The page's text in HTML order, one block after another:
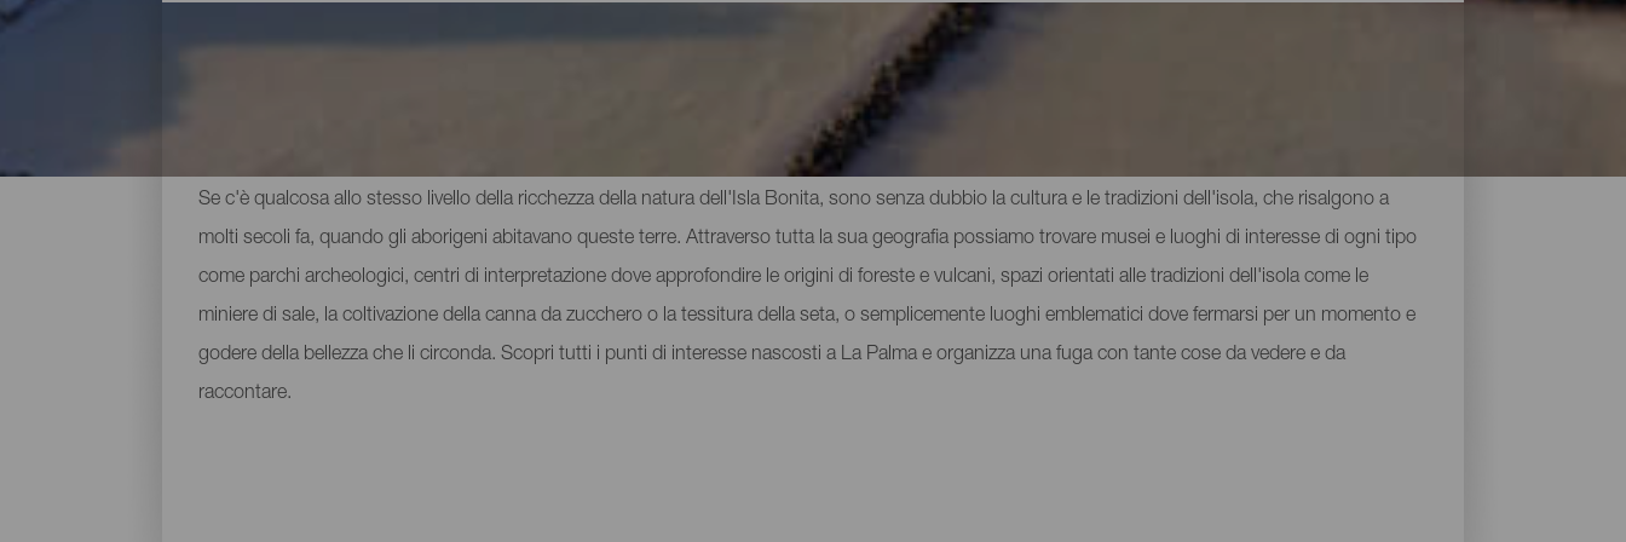
Principali musei e luoghi di interesse a La Palma
Se c'è qualcosa allo stesso livello della ricchezza della natura dell'Isla Bonita, sono senza dubbio la cultura e le tradizioni dell'isola, che risalgono a
molti secoli fa, quando gli aborigeni abitavano queste terre. Attraverso tutta la sua geografia possiamo trovare musei e luoghi di interesse di ogni tipo
come parchi archeologici, centri di interpretazione dove approfondire le origini di foreste e vulcani, spazi orientati alle tradizioni dell'isola come le
miniere di sale, la coltivazione della canna da zucchero o la tessitura della seta, o semplicemente luoghi emblematici dove fermarsi per un momento e
godere della bellezza che li circonda. Scopri tutti i punti di interesse nascosti a La Palma e organizza una fuga con tante cose da vedere e da
raccontare.